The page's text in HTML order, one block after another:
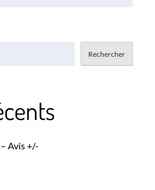
Rechercher
Avis +/-